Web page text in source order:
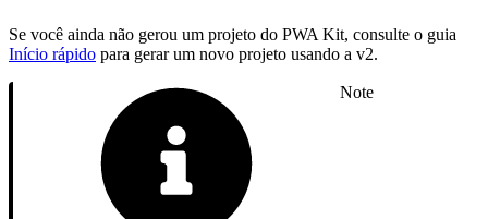
Se você ainda não gerou um projeto do PWA Kit, consulte o guia
Início rápido para gerar um novo projeto usando a v2.
Note